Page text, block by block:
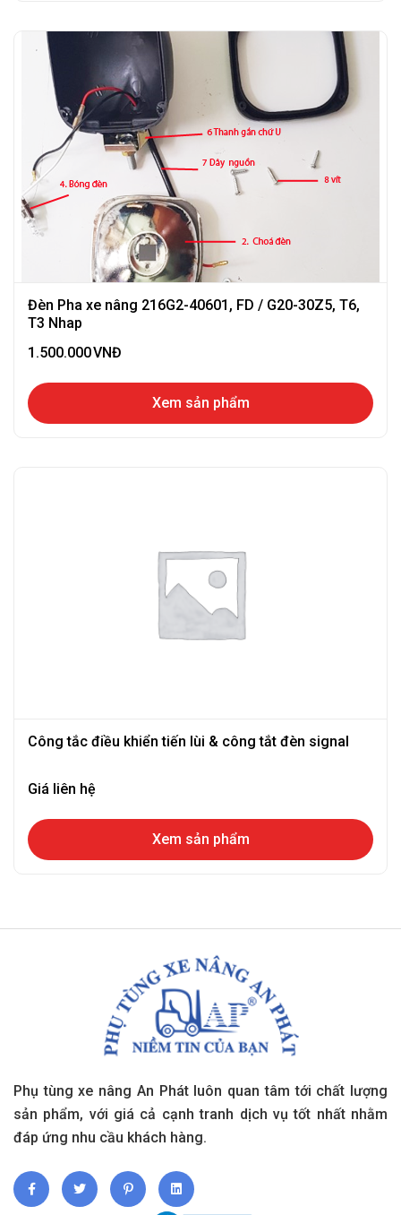
Đèn Pha xe nâng 216G2-40601, FD / G20-30Z5, T6,
T3 Nhap
1.500.000VNĐ
Xem sản phẩm
Công tắc điều khiển tiến lùi & công tắt đèn signal
Giá liên hệ
Xem sản phẩm
Phụ tùng xe nâng An Phát luôn quan tâm tới chất lượng
sản phẩm, với giá cả cạnh tranh dịch vụ tốt nhất nhằm
đáp ứng nhu cầu khách hàng.